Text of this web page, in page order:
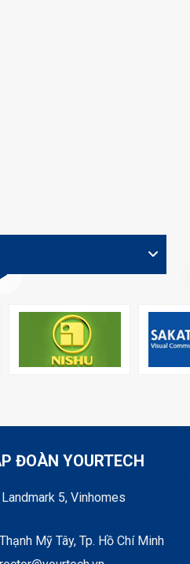
paint factory underway
ĐOÀN YOURTECH
5, Vinhomes
Mỹ Tây, Tp. Hồ Chí Minh